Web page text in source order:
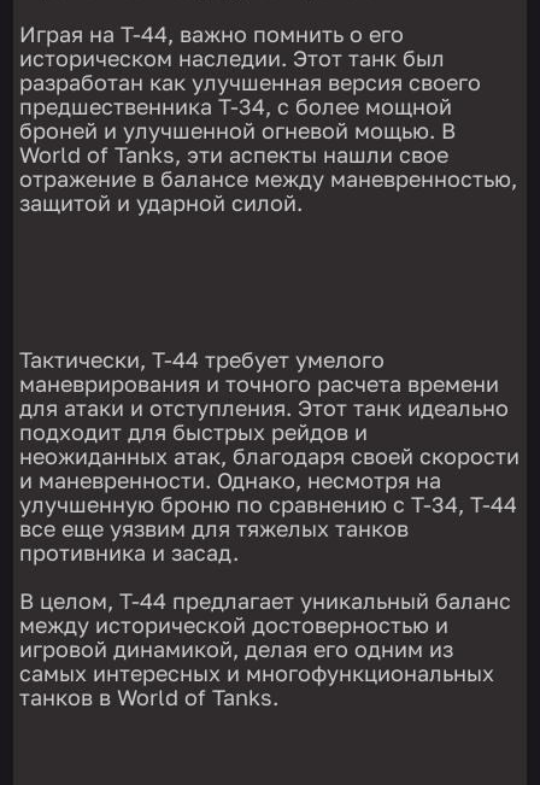
Играя на Т-44, важно помнить о его
историческом наследии. Этот танк был
разработан как улучшенная версия своего
предшественника Т-34, с более мощной
броней и улучшенной огневой мощью. В
World of Tanks, эти аспекты нашли свое
отражение в балансе между маневренностью,
защитой и ударной силой.
Тактически, Т-44 требует умелого
маневрирования и точного расчета времени
для атаки и отступления. Этот танк идеально
подходит для быстрых рейдов и
неожиданных атак, благодаря своей скорости
и маневренности. Однако, несмотря на
улучшенную броню по сравнению с Т-34, Т-44
все еще уязвим для тяжелых танков
противника и засад.
В целом, Т-44 предлагает уникальный баланс
между исторической достоверностью и
игровой динамикой, делая его одним из
самых интересных и многофункциональных
танков в World of Tanks.